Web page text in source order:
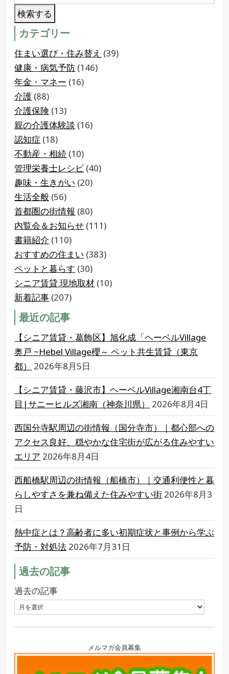
カテゴリー
住まい選び・住み替え (39)
健康・病気予防 (146)
年金・マネー (16)
介護 (88)
介護保険 (13)
親の介護体験談 (16)
認知症 (18)
不動産・相続 (10)
管理栄養士レシピ (40)
趣味・生きがい (20)
生活全般 (56)
首都圏の街情報 (80)
内覧会＆お知らせ (111)
書籍紹介 (110)
おすすめの住まい (383)
ペットと暮らす (30)
シニア賃貸 現地取材 (10)
新着記事 (207)
最近の記事
【シニア賃貸・葛飾区】旭化成「ヘーベルVillage
奥戸 ~Hebel Village櫻～ ペット共生賃貸（東京
都）
2026年8月5日
【シニア賃貸・藤沢市】ヘーベルVillage湘南台4丁
目|サニーヒルズ湘南（神奈川県）
2026年8月4日
西国分寺駅周辺の街情報（国分寺市）｜都心部への
アクセス良好、穏やかな住宅街が広がる住みやすい
エリア 2026年8月4日
西船橋駅周辺の街情報（船橋市）｜交通利便性と暮
らしやすさを兼ね備えた住みやすい街 2026年8月3
日
熱中症とは？高齢者に多い初期症状と事例から学ぶ
予防・対処法 2026年7月31日
過去の記事
過去の記事
メルマガ会員募集